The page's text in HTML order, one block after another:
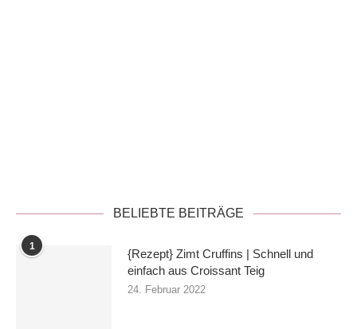
BELIEBTE BEITRÄGE
1
{Rezept} Zimt Cruffins | Schnell und
einfach aus Croissant Teig
24. Februar 2022